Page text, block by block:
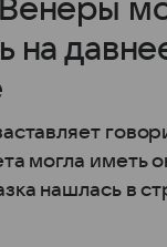
на
могла иметь
нашлась в